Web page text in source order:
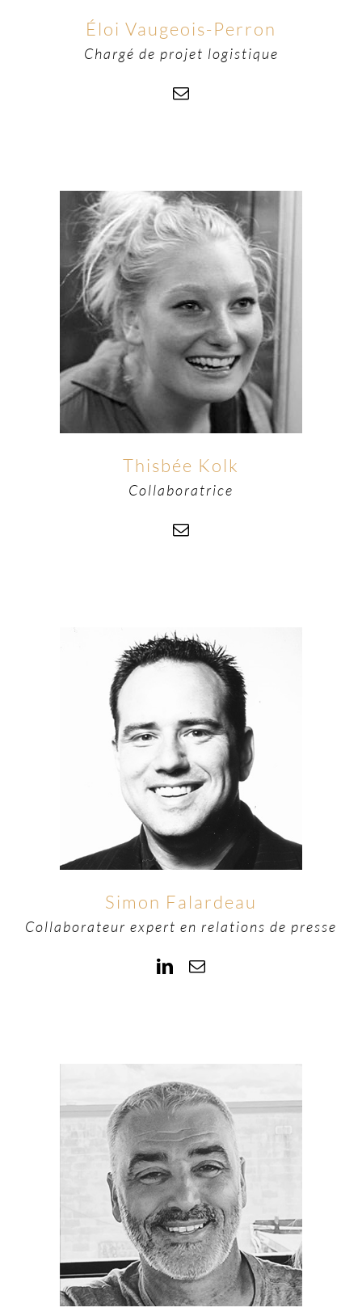
Éloi Vaugeois-Perron
Chargé de projet logistique
Thisbée Kolk
Collaboratrice
Simon Falardeau
Collaborateur expert en relations de presse